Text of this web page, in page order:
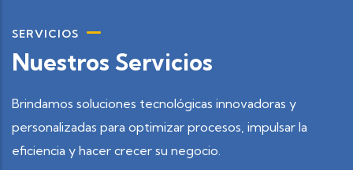
SERVICIOS
Nuestros Servicios
Brindamos soluciones tecnológicas innovadoras y
personalizadas para optimizar procesos, impulsar la
eficiencia y hacer crecer su negocio.